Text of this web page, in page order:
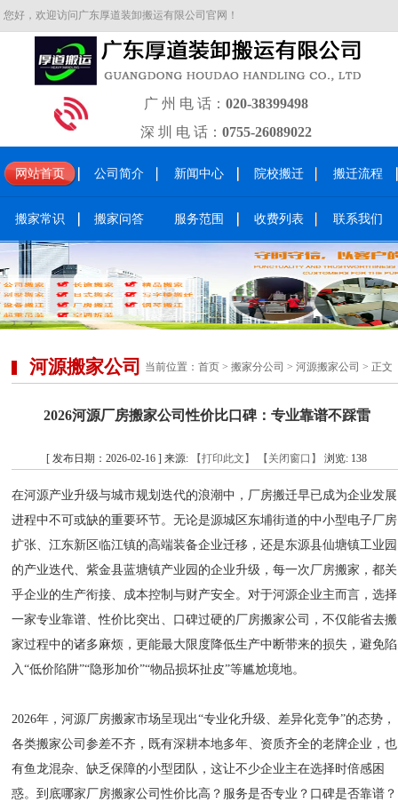
您好，欢迎访问广东厚道装卸搬运有限公司官网！
广 州 电 话： 020-38399498
深 圳 电 话： 0755-26089022
网站首页 公司简介 新闻中心 院校搬迁 搬迁流程
搬家常识 搬家问答 服务范围 收费列表 联系我们
河源搬家公司 当前位置：首页 >搬家分公司 >河源搬家公司 > 正文
2026河源厂房搬家公司性价比口碑：专业靠谱不踩雷
[ 发布日期：2026-02-16 ] 来源: 【打印此文】 【关闭窗口】 浏览: 138
在河源产业升级与城市规划迭代的浪潮中，厂房搬迁早已成为企业发展
进程中不可或缺的重要环节。无论是源城区东埔街道的中小型电子厂房
扩张、江东新区临江镇的高端装备企业迁移，还是东源县仙塘镇工业园
的产业迭代、紫金县蓝塘镇产业园的企业升级，每一次厂房搬家，都关
乎企业的生产衔接、成本控制与财产安全。对于河源企业主而言，选择
一家专业靠谱、性价比突出、口碑过硬的厂房搬家公司，不仅能省去搬
家过程中的诸多麻烦，更能最大限度降低生产中断带来的损失，避免陷
入“低价陷阱”“隐形加价”“物品损坏扯皮”等尴尬境地。
2026年，河源厂房搬家市场呈现出“专业化升级、差异化竞争”的态势，
各类搬家公司参差不齐，既有深耕本地多年、资质齐全的老牌企业，也
有鱼龙混杂、缺乏保障的小型团队，这让不少企业主在选择时倍感困
惑。到底哪家厂房搬家公司性价比高？服务是否专业？口碑是否靠谱？